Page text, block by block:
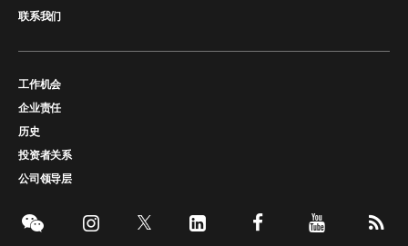
联系我们
工作机会
企业责任
历史
投资者关系
公司领导层